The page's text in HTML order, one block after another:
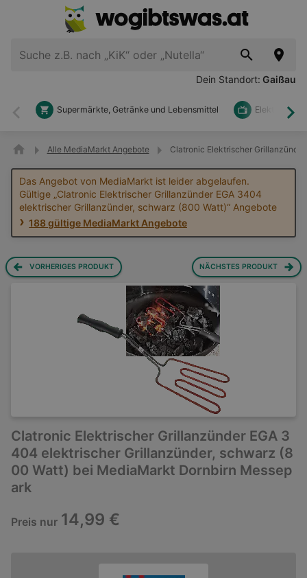
Dein Standort: Gaißau
Zurück
Supermärkte, Getränke und Lebensmittel Elektronik
Alle MediaMarkt Angebote Clatronic Elektrischer
Das Angebot von MediaMarkt ist leider abgelaufen.
Gültige „Clatronic Elektrischer Grillanzünder EGA 3404
elektrischer Grillanzünder, schwarz (800 Watt)“ Angebote
188 gültige MediaMarkt Angebote
VORHERIGES PRODUKT NÄCHSTES PRODUKT
Clatronic Elektrischer Grillanzünder EGA 3
404 elektrischer Grillanzünder, schwarz (8
00 Watt) bei MediaMarkt Dornbirn Messep
ark
Preis nur 14,99 €